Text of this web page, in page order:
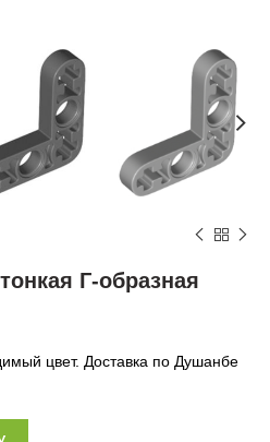
Г-образная
цвет. Доставка по Душанбе